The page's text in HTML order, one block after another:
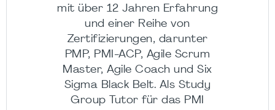
mit über 12 Jahren Erfahrung
und einer Reihe von
Zertifizierungen, darunter
PMP, PMI-ACP, Agile Scrum
Master, Agile Coach und Six
Sigma Black Belt. Als Study
Group Tutor für das PMI